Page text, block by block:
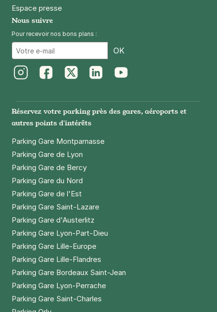
Espace presse
Nous suivre
Pour recevoir nos bons plans :
OK
Réservez votre parking près des gares, aéroports et
autres points d'intérêts
Parking Gare Montparnasse
Parking Gare de Lyon
Parking Gare de Bercy
Parking Gare du Nord
Parking Gare de l'Est
Parking Gare Saint-Lazare
Parking Gare d'Austerlitz
Parking Gare Lyon-Part-Dieu
Parking Gare Lille-Europe
Parking Gare Lille-Flandres
Parking Gare Bordeaux Saint-Jean
Parking Gare Lyon-Perrache
Parking Gare Saint-Charles